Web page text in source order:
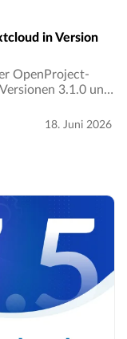
in Version
OpenProject-
3.1.0 und
18. Juni 2026